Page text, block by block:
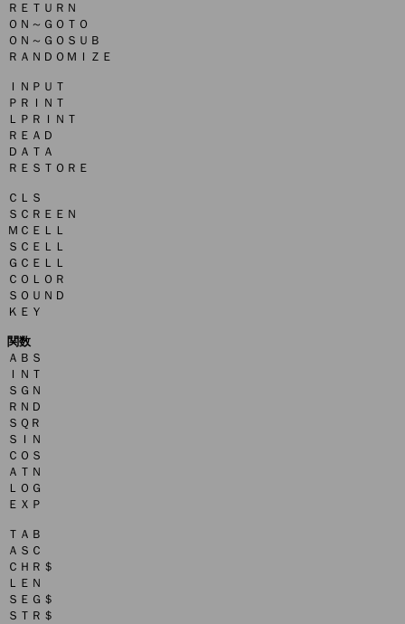
ＲＥＴＵＲＮ
ＯＮ～ＧＯＴＯ
ＯＮ～ＧＯＳＵＢ
ＲＡＮＤＯＭＩＺＥ
ＩＮＰＵＴ
ＰＲＩＮＴ
ＬＰＲＩＮＴ
ＲＥＡＤ
ＤＡＴＡ
ＲＥＳＴＯＲＥ
ＣＬＳ
ＳＣＲＥＥＮ
ＭＣＥＬＬ
ＳＣＥＬＬ
ＧＣＥＬＬ
ＣＯＬＯＲ
ＳＯＵＮＤ
ＫＥＹ
関数
ＡＢＳ
ＩＮＴ
ＳＧＮ
ＲＮＤ
ＳＱＲ
ＳＩＮ
ＣＯＳ
ＡＴＮ
ＬＯＧ
ＥＸＰ
ＴＡＢ
ＡＳＣ
ＣＨＲ＄
ＬＥＮ
ＳＥＧ＄
ＳＴＲ＄